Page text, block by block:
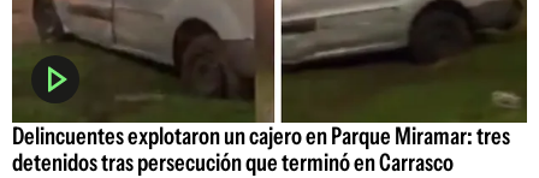
Delincuentes explotaron un cajero en Parque Miramar: tres
detenidos tras persecución que terminó en Carrasco